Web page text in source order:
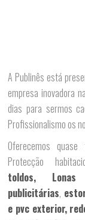
A Publinês está
empresa inovadora
dias para sermos
Profissionalismo os
Oferecemos
Protecção
toldos,
publicitárias,
e pvc exterior,